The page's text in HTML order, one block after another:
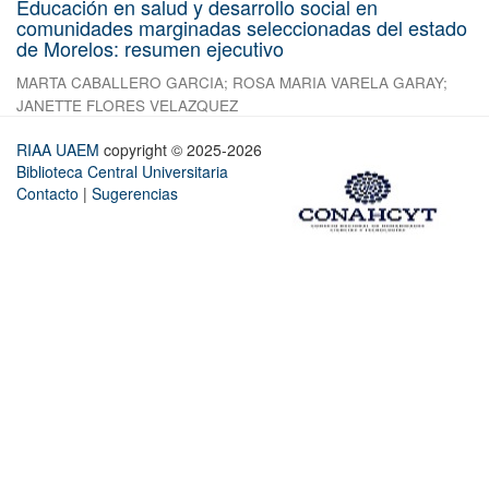
Educación en salud y desarrollo social en
comunidades marginadas seleccionadas del estado
de Morelos: resumen ejecutivo
MARTA CABALLERO GARCIA; ROSA MARIA VARELA GARAY;
JANETTE FLORES VELAZQUEZ
RIAA UAEM copyright © 2025-2026
Biblioteca Central Universitaria
Contacto | Sugerencias